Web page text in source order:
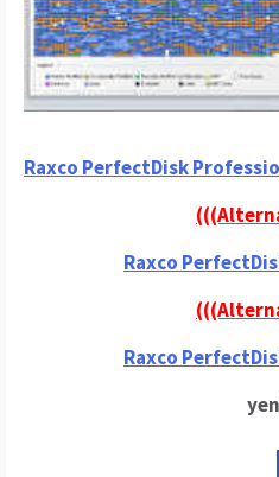
Raxco PerfectDisk
Raxco
Raxco